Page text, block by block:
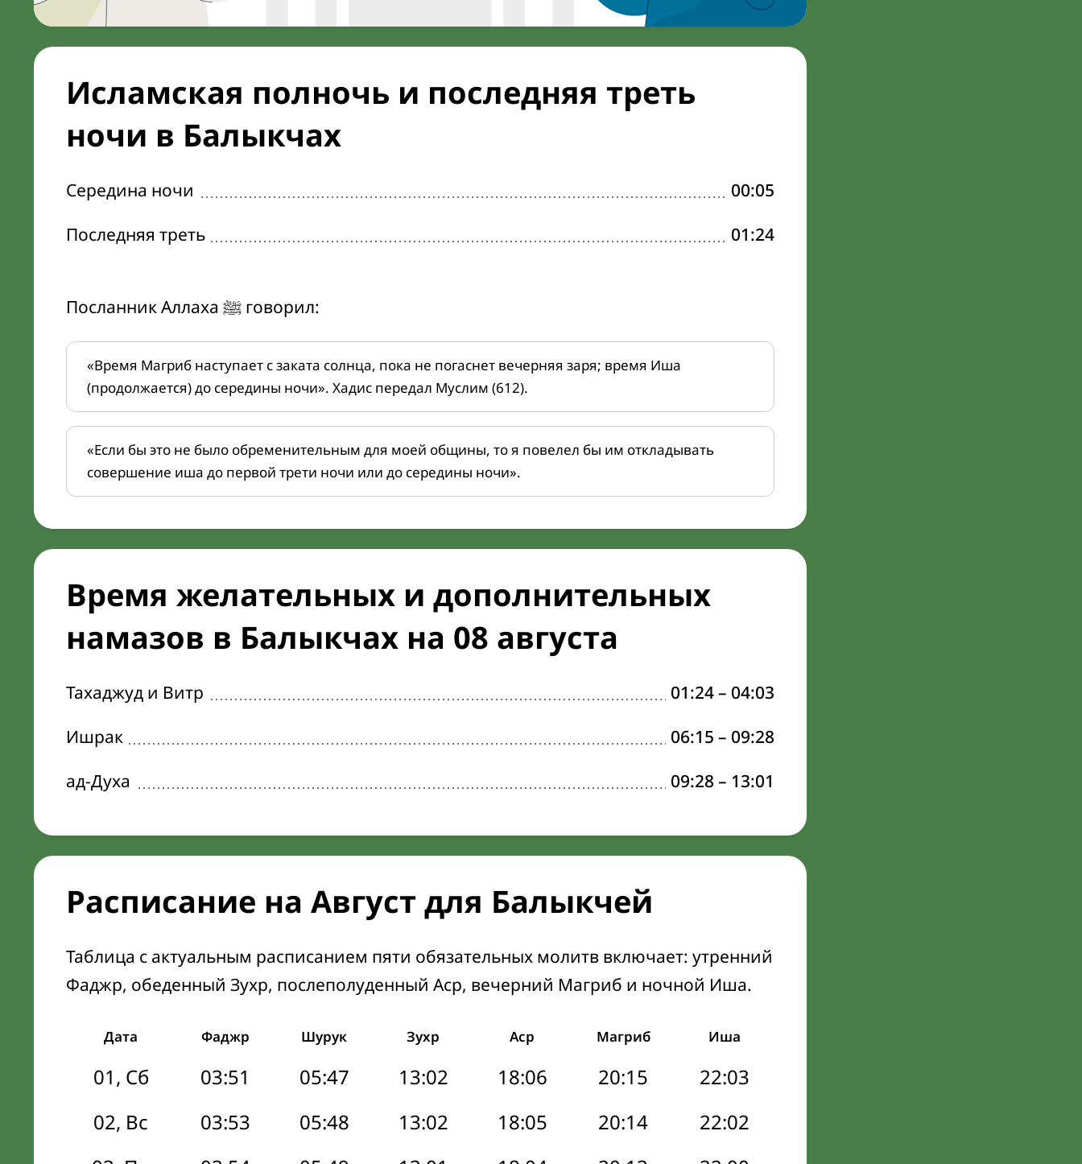
Исламская полночь и последняя треть
ночи в Балыкчах
Середина ночи
00:05
Последняя треть
01:24
Посланник Аллаха ﷺ говорил:
«Время Магриб наступает с заката солнца, пока не погаснет вечерняя заря; время Иша
(продолжается) до середины ночи». Хадис передал Муслим (612).
«Если бы это не было обременительным для моей общины, то я повелел бы им откладывать
совершение иша до первой трети ночи или до середины ночи».
Время желательных и дополнительных
намазов в Балыкчах на 08 августа
Тахаджуд и Витр 01:24– 04:03
Ишрак
06:15 – 09:28
ад-Духа
09:28 – 13:01
Расписание на Август для Балыкчей
Таблица с актуальным расписанием пяти обязательных молитв включает: утренний
Фаджр, обеденный Зухр, послеполуденный Аср, вечерний Магриб и ночной Иша.
Дата Фаджр Шурук Зухр Аср Магриб Иша
01, Сб 03:51 05:47 13:02 18:06 20:15
22:03
02, Вс
03:53 05:48 13:02 18:05 20:14
22:02